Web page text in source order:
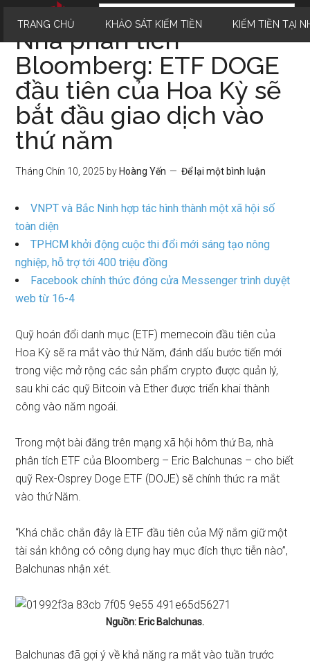
TRANG CHỦ KHẢO SÁT KIẾM TIỀN KIẾM TIỀN TẠI
Nhà phân tích
Bloomberg: ETF DOGE
đầu tiên của Hoa Kỳ sẽ
bắt đầu giao dịch vào
thứ năm
Tháng Chín 10, 2025 by Hoàng Yến Để lại một bình luận
VNPT và Bắc Ninh hợp tác hình thành một xã hội số
toàn diện
TPHCM khởi động cuộc thi đổi mới sáng tạo nông
nghiệp, hỗ trợ tới 400 triệu đồng
Facebook chính thức đóng cửa Messenger trình duyệt
web từ 16-4
Quỹ hoán đổi danh mục (ETF) memecoin đầu tiên của
Hoa Kỳ sẽ ra mắt vào thứ Năm, đánh dấu bước tiến mới
trong việc mở rộng các sản phẩm crypto được quản lý,
sau khi các quỹ Bitcoin và Ether được triển khai thành
công vào năm ngoái.
Trong một bài đăng trên mạng xã hội hôm thứ Ba, nhà
phân tích ETF của Bloomberg – Eric Balchunas – cho biết
quỹ Rex-Osprey Doge ETF (DOJE) sẽ chính thức ra mắt
vào thứ Năm.
“Khá chắc chắn đây là ETF đầu tiên của Mỹ nắm giữ một
tài sản không có công dụng hay mục đích thực tiễn nào”,
Balchunas nhận xét.
Nguồn: Eric Balchunas.
Balchunas đã gợi ý về khả năng ra mắt vào tuần trước